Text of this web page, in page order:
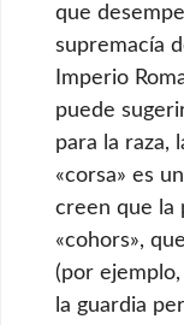
que
supremacía
Imperio
puede
para la raza,
«corsa» es
creen que la
«cohors»,
(por
la guardia